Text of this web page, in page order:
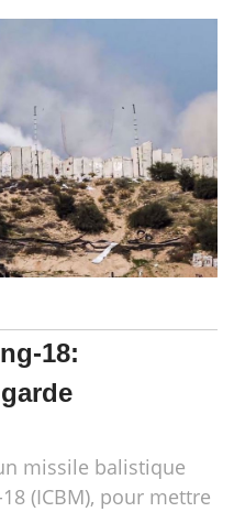
18:
missile balistique
(ICBM), pour mettre